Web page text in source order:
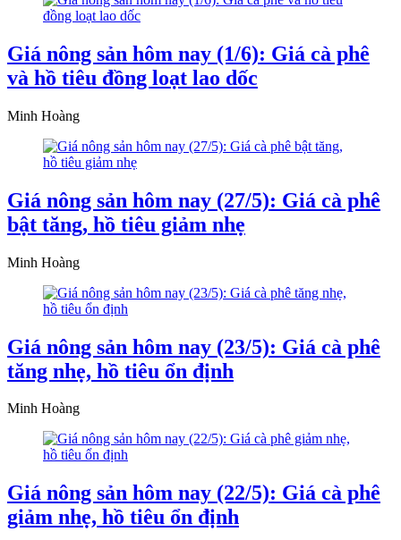
Giá nông sản hôm nay (1/6): Giá cà phê
và hồ tiêu đồng loạt lao dốc
Minh Hoàng
Giá nông sản hôm nay (27/5): Giá cà phê
bật tăng, hồ tiêu giảm nhẹ
Minh Hoàng
Giá nông sản hôm nay (23/5): Giá cà phê
tăng nhẹ, hồ tiêu ổn định
Minh Hoàng
Giá nông sản hôm nay (22/5): Giá cà phê
giảm nhẹ, hồ tiêu ổn định